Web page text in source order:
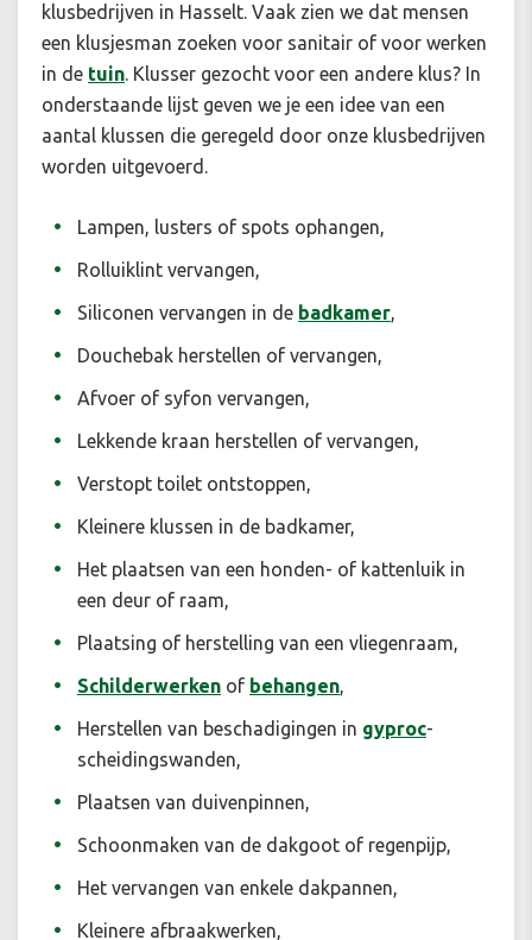
klusbedrijven in Hasselt. Vaak zien we dat mensen
een klusjesman zoeken voor sanitair of voor werken
in de tuin. Klusser gezocht voor een andere klus? In
onderstaande lijst geven we je een idee van een
aantal klussen die geregeld door onze klusbedrijven
worden uitgevoerd.
Lampen, lusters of spots ophangen,
Rolluiklint vervangen,
Siliconen vervangen in de badkamer,
Douchebak herstellen of vervangen,
Afvoer of syfon vervangen,
Lekkende kraan herstellen of vervangen,
Verstopt toilet ontstoppen,
Kleinere klussen in de badkamer,
Het plaatsen van een honden- of kattenluik in
een deur of raam,
Plaatsing of herstelling van een vliegenraam,
Schilderwerken of behangen,
Herstellen van beschadigingen in gyproc-
scheidingswanden,
Plaatsen van duivenpinnen,
Schoonmaken van de dakgoot of regenpijp,
Het vervangen van enkele dakpannen,
Kleinere afbraakwerken,